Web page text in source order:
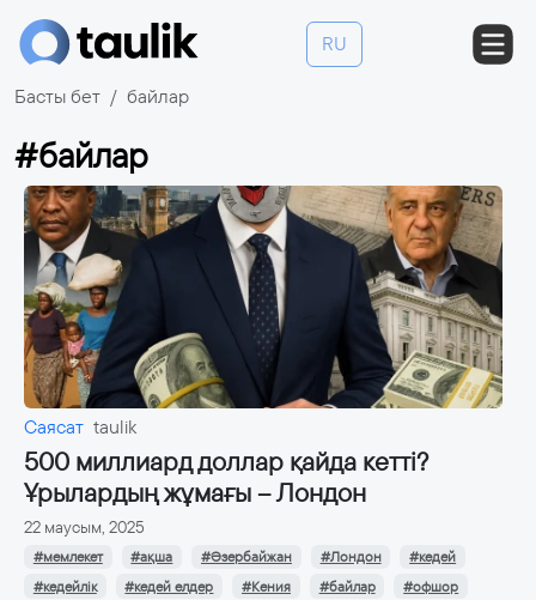
RU
Басты бет байлар
#байлар
Саясат taulik
500 миллиард доллар қайда кетті?
Ұрылардың жұмағы – Лондон
22 маусым, 2025
#мемлекет #ақша #Әзербайжан #Лондон
#кедей
#кедейлік
#кедей елдер #Кения #байлар
#офшор